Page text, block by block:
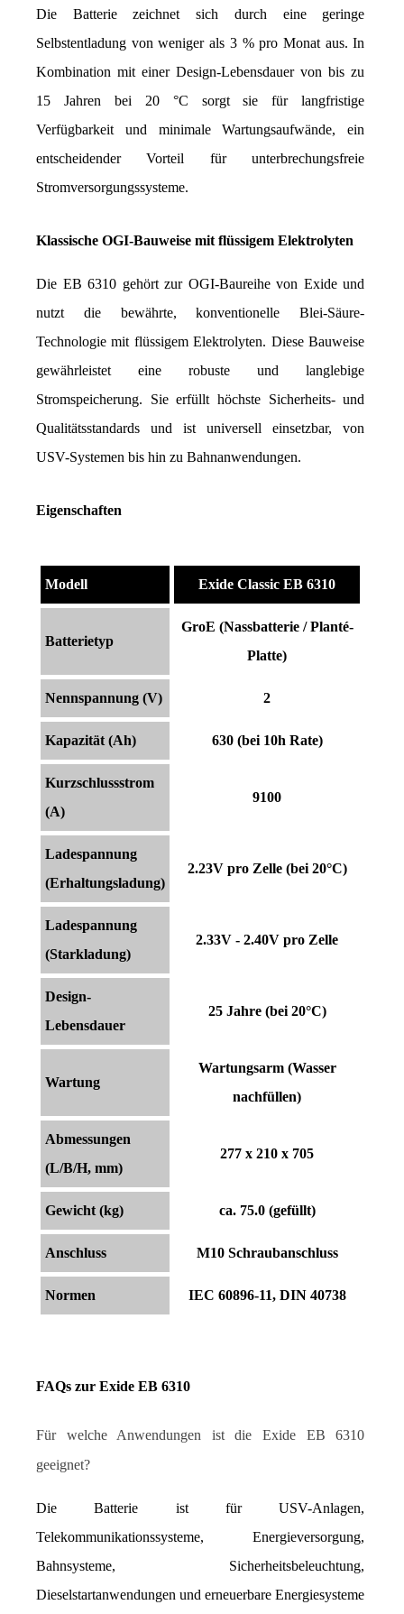
Die Batterie zeichnet sich durch eine geringe
Selbstentladung von weniger als 3 % pro Monat aus. In
Kombination mit einer Design-Lebensdauer von bis zu
15 Jahren bei 20 °C sorgt sie für langfristige
Verfügbarkeit und minimale Wartungsaufwände, ein
entscheidender Vorteil für unterbrechungsfreie
Stromversorgungssysteme.
Klassische OGI-Bauweise mit flüssigem Elektrolyten
Die EB 6310 gehört zur OGI-Baureihe von Exide und
nutzt die bewährte, konventionelle Blei-Säure-
Technologie mit flüssigem Elektrolyten. Diese Bauweise
gewährleistet eine robuste und langlebige
Stromspeicherung. Sie erfüllt höchste Sicherheits- und
Qualitätsstandards und ist universell einsetzbar, von
USV-Systemen bis hin zu Bahnanwendungen.
Eigenschaften
Modell Exide Classic EB 6310
Batterietyp
GroE (Nassbatterie / Planté-
Platte)
Nennspannung (V) 2
Kapazität (Ah) 630 (bei 10h Rate)
Kurzschlussstrom
(A)
9100
Ladespannung
(Erhaltungsladung)
2.23V pro Zelle (bei 20°C)
Ladespannung
(Starkladung)
2.33V - 2.40V pro Zelle
Design-
Lebensdauer
25 Jahre (bei 20°C)
Wartung
Wartungsarm (Wasser
nachfüllen)
Abmessungen
(L/B/H, mm)
277 x 210 x 705
Gewicht (kg) ca. 75.0 (gefüllt)
Anschluss M10 Schraubanschluss
Normen IEC 60896-11, DIN 40738
FAQs zur Exide EB 6310
Für welche Anwendungen ist die Exide EB 6310
geeignet?
Die Batterie ist für USV-Anlagen,
Telekommunikationssysteme, Energieversorgung,
Bahnsysteme, Sicherheitsbeleuchtung,
Dieselstartanwendungen und erneuerbare Energiesysteme